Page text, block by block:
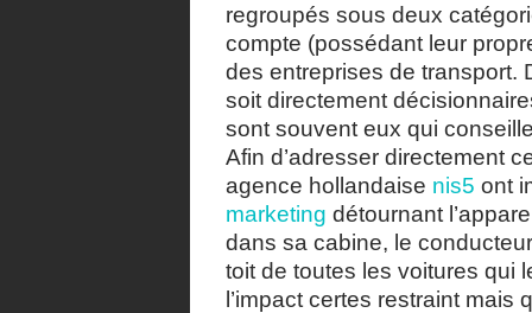
regroupés sous deux
compte (possédant leur
des entreprises de transport.
soit directement
sont souvent eux qui
Afin d’adresser directement
agence hollandaise nis5 ont
marketing détournant
dans sa cabine, le
toit de toutes les voitures qui
l’impact certes restraint